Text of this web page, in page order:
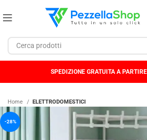
SPEDIZIONE GRATUITA A
Home ELETTRODOMESTICI
-28%